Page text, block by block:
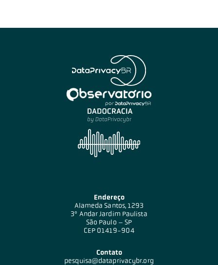
Endereço
Alameda Santos, 1293
3º Andar Jardim Paulista
São Paulo – SP
CEP 01419-904
Contato
pesquisa@dataprivacybr.org